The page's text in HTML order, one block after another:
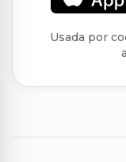
Usada por